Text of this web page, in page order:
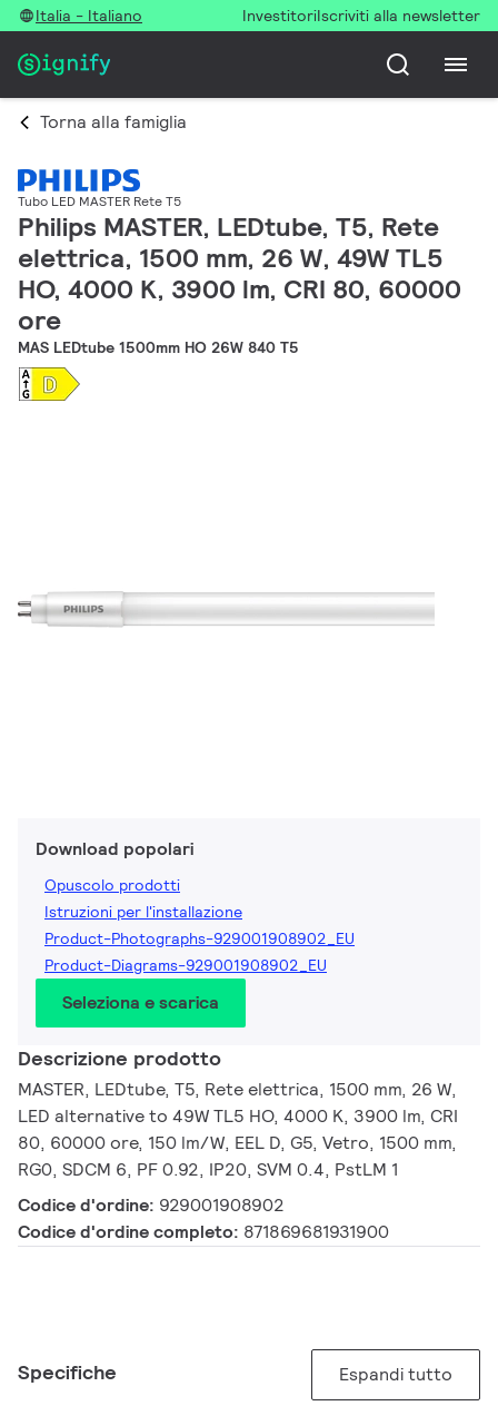
Italia - Italiano InvestitoriIscriviti alla newsletter
Torna alla famiglia
Tubo LED MASTER Rete T5
Philips MASTER, LEDtube, T5, Rete
elettrica, 1500 mm, 26 W, 49W TL5
HO, 4000 K, 3900 lm, CRI 80, 60000
ore
MAS LEDtube 1500mm HO 26W 840 T5
Download popolari
Opuscolo prodotti
Istruzioni per l'installazione
Product-Photographs-929001908902_EU
Product-Diagrams-929001908902_EU
Seleziona e scarica
Descrizione prodotto
MASTER, LEDtube, T5, Rete elettrica, 1500 mm, 26 W,
LED alternative to 49W TL5 HO, 4000 K, 3900 lm, CRI
80, 60000 ore, 150 lm/W, EEL D, G5, Vetro, 1500 mm,
RG0, SDCM 6, PF 0.92, IP20, SVM 0.4, PstLM 1
Codice d'ordine: 929001908902
Codice d'ordine completo: 871869681931900
Specifiche Espandi tutto